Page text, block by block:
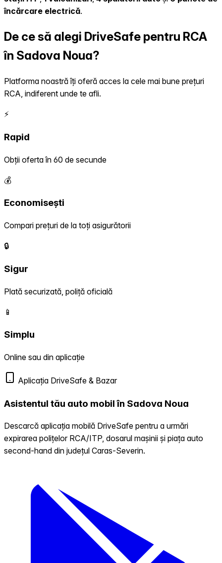
încărcare electrică.
De ce să alegi DriveSafe pentru RCA
în Sadova Noua?
Platforma noastră îți oferă acces la cele mai bune prețuri
RCA, indiferent unde te afli.
⚡
Rapid
Obții oferta în 60 de secunde
💰
Economisești
Compari prețuri de la toți asigurătorii
🔒
Sigur
Plată securizată, poliță oficială
📱
Simplu
Online sau din aplicație
Aplicația DriveSafe & Bazar
Asistentul tău auto mobil în Sadova Noua
Descarcă aplicația mobilă DriveSafe pentru a urmări
expirarea polițelor RCA/ITP, dosarul mașinii și piața auto
second-hand din județul Caras-Severin.